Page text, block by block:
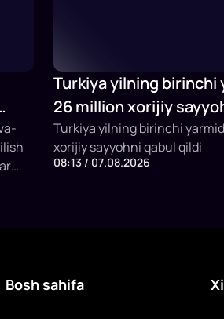
Turkiya yilning birinchi
26 million xorijiy
Turkiya yilning birinchi
xorijiy sayyohni qabul qildi
08:13 / 07.08.2026
Bosh sahifa